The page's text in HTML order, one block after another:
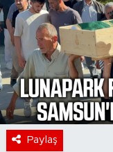
Paylaş